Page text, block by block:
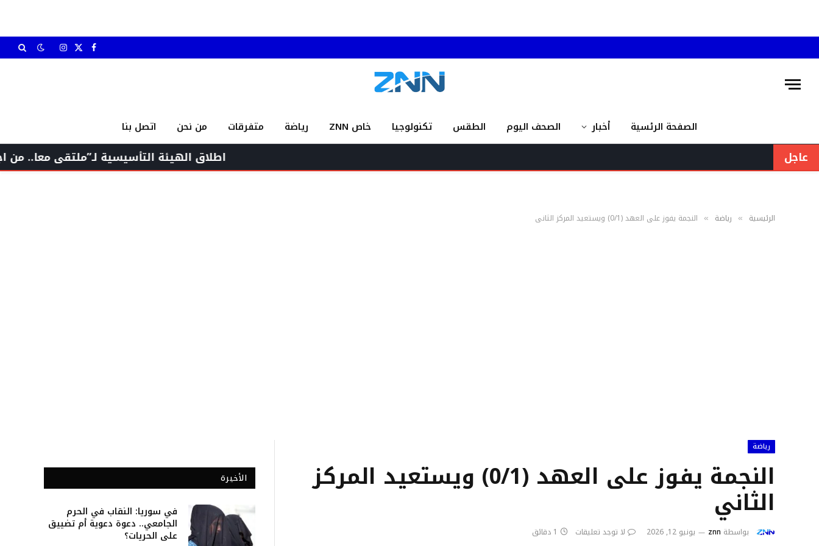
فيسبوك
X الانستغرام
الصفحة الرئسية أخبار الصحف اليوم الطقس تكنولوجيا خاص ZNN رياضة متفرقات من نحن اتصل بنا
عاجل اطلاق الهيئة التأسيسية لـ”ملتقى معا.. من اجل
الرئيسية » رياضة » النجمة يفوز على العهد (0/1) ويستعيد المركز الثاني
رياضة
النجمة يفوز على العهد (0/1) ويستعيد المركز
الثاني
بواسطة znn يونيو 12, 2026 لا توجد تعليقات 1 دقائق
الأخيرة
في سوريا: النقاب في الحرم
الجامعي.. دعوة دعوية أم تضييق
على الحريات؟